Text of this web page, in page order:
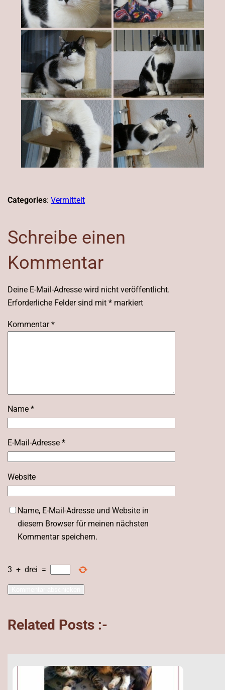
Categories:Vermittelt
Schreibe einen
Kommentar
Deine E-Mail-Adresse wird nicht veröffentlicht.
Erforderliche Felder sind mit* markiert
Kommentar*
Name*
E-Mail-Adresse*
Website
Name, E-Mail-Adresse und Website in
diesem Browser für meinen nächsten
Kommentar speichern.
3 + drei =
Related Posts :-